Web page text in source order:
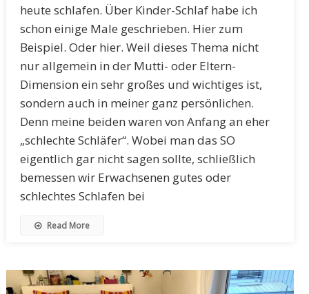
heute schlafen. Über Kinder-Schlaf habe ich
schon einige Male geschrieben. Hier zum
Beispiel. Oder hier. Weil dieses Thema nicht
nur allgemein in der Mutti- oder Eltern-
Dimension ein sehr großes und wichtiges ist,
sondern auch in meiner ganz persönlichen.
Denn meine beiden waren von Anfang an eher
„schlechte Schläfer“. Wobei man das SO
eigentlich gar nicht sagen sollte, schließlich
bemessen wir Erwachsenen gutes oder
schlechtes Schlafen bei
Read More